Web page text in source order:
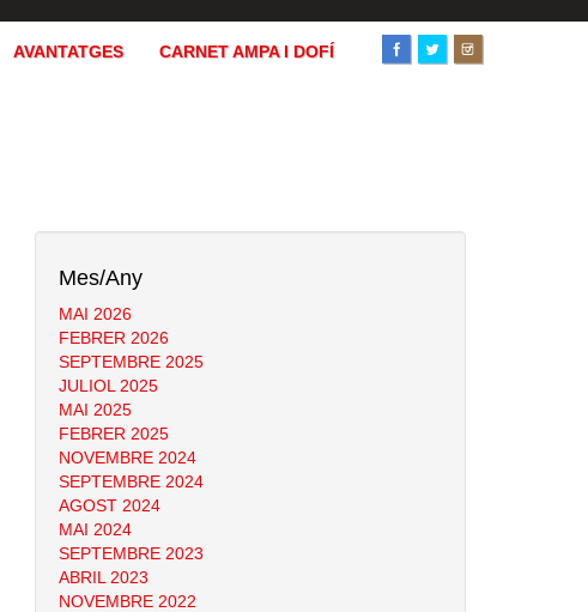
AVANTATGES CARNET AMPA I DOFÍ
Mes/Any
MAI 2026
FEBRER 2026
SEPTEMBRE 2025
JULIOL 2025
MAI 2025
FEBRER 2025
NOVEMBRE 2024
SEPTEMBRE 2024
AGOST 2024
MAI 2024
SEPTEMBRE 2023
ABRIL 2023
NOVEMBRE 2022